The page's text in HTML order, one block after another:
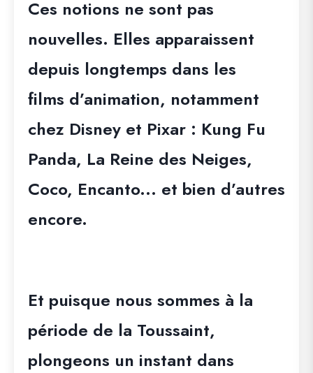
Ces notions ne sont pas
nouvelles. Elles apparaissent
depuis longtemps dans les
films d’animation, notamment
chez Disney et Pixar : Kung Fu
Panda, La Reine des Neiges,
Coco, Encanto... et bien d’autres
encore.
Et puisque nous sommes à la
période de la Toussaint,
plongeons un instant dans